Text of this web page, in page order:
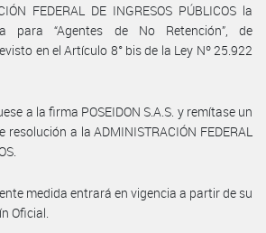
FEDERAL DE INGRESOS PÚBLICOS la
para “Agentes de No Retención”, de
en el Artículo 8° bis de la Ley Nº 25.922
a la firma POSEIDON S.A.S. y remítase un
a la ADMINISTRACIÓN FEDERAL
medida entrará en vigencia a partir de su
Oficial.